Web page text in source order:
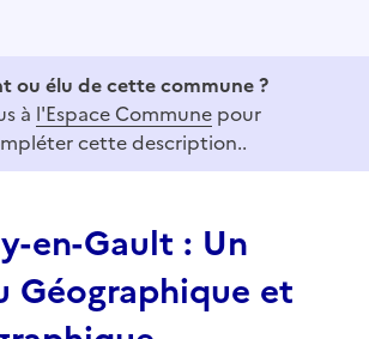
ou élu de cette commune ?
à l'Espace Commune pour
cette description..
en-Gault : Un
Géographique et